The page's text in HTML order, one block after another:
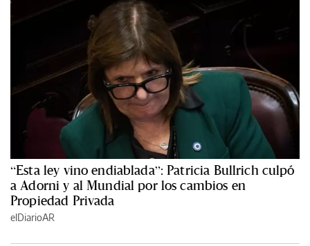
“Esta ley vino endiablada”: Patricia Bullrich culpó
a Adorni y al Mundial por los cambios en
Propiedad Privada
elDiarioAR